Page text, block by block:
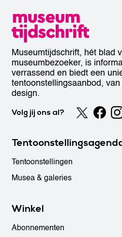
Museumtijdschrift, hét blad
museumbezoeker, is
verrassend en biedt een
tentoonstellingsaanbod,
design.
Volg jij ons al?
Tentoonstellingen
Musea & galeries
Winkel
Abonnementen